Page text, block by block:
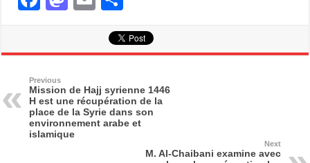
b
o
o
d
o
n
ail ar
Previous
Mission de Hajj syrienne 1446
H est une récupération de la
place de la Syrie dans son
environnement arabe et
islamique
Next
M. Al-Chaibani examine avec